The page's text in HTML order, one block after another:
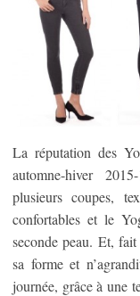
La réputation des
automne-hiver
plusieurs coupes,
confortables et le
seconde peau. Et,
sa forme et
journée, grâce à une